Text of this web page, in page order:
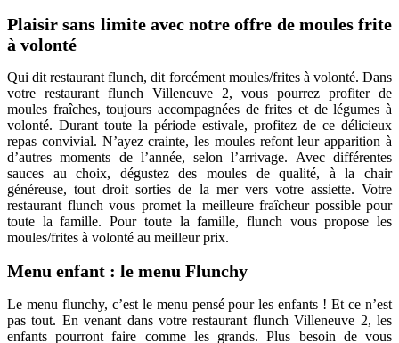
Plaisir sans limite avec notre offre de moules frite
à volonté
Qui dit restaurant flunch, dit forcément moules/frites à volonté. Dans
votre restaurant flunch Villeneuve 2, vous pourrez profiter de
moules fraîches, toujours accompagnées de frites et de légumes à
volonté. Durant toute la période estivale, profitez de ce délicieux
repas convivial. N’ayez crainte, les moules refont leur apparition à
d’autres moments de l’année, selon l’arrivage. Avec différentes
sauces au choix, dégustez des moules de qualité, à la chair
généreuse, tout droit sorties de la mer vers votre assiette. Votre
restaurant flunch vous promet la meilleure fraîcheur possible pour
toute la famille. Pour toute la famille, flunch vous propose les
moules/frites à volonté au meilleur prix.
Menu enfant : le menu Flunchy
Le menu flunchy, c’est le menu pensé pour les enfants ! Et ce n’est
pas tout. En venant dans votre restaurant flunch Villeneuve 2, les
enfants pourront faire comme les grands. Plus besoin de vous